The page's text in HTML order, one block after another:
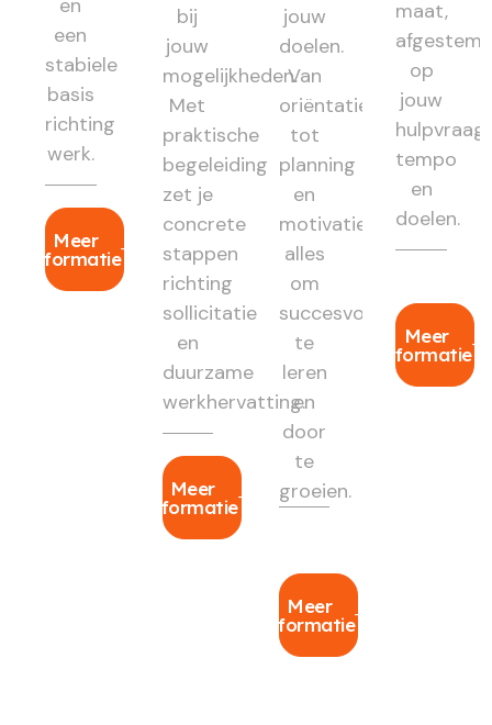
en
een
stabiele
basis
richting
werk.
Meer
informatie
bij
jouw
mogelijkheden.
Met
praktische
begeleiding
zet je
concrete
stappen
richting
sollicitatie
en
duurzame
werkhervatting.
Meer
informatie
jouw
doelen.
Van
oriëntatie
tot
planning
en
motivatie:
alles
om
succesvol
te
leren
en
door
te
groeien.
Meer
informatie
maat,
op
jouw
hulpvraag,
tempo
en
doelen.
Meer
informatie